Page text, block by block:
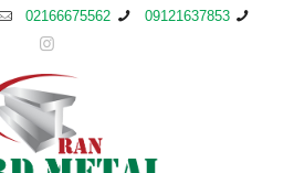
09121637853
02166675562